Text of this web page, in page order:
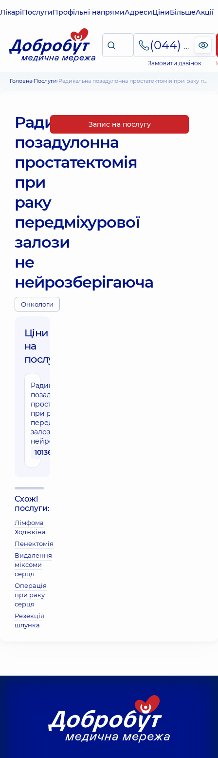
ЛікаріПослугиПрофільні напрямиАдресиЦіниБільшеАкції
(044) 495-2-888
Замовити дзвінок
Головна Послуги Радикальна позадулонна простатектомія при раку передміхурової залози не нейрозберігаюча
Радикальна
позадулонна
простатектомія
при
раку
передміхурової
залози
не
нейрозберігаюча
Онкологи
Ціни
на
послуги:
Радикальна
позадулонна
простатектомія
при раку
передміхурової
залози не
нейрозберігаюча
101360 грн
Схожі
послуги:
Лімфома
Ходжкіна
Пенектомія
Видалення
міксоми
серця
Операція
при раку
серця
Резекція
шлунка
Запис на послугу